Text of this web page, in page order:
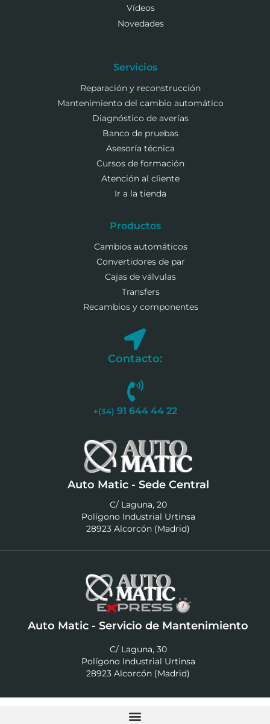
Vídeos
Novedades
Servicios
Reparación y reconstrucción
Mantenimiento del cambio automático
Diagnóstico de averías
Banco de pruebas
Asesoría técnica
Cursos de formación
Atención al cliente
Ir a la tienda
Productos
Cambios automáticos
Convertidores de par
Cajas de válvulas
Transfers
Recambios y componentes
Contacto:
+(34) 91 644 44 22
Auto Matic - Sede Central
C/ Laguna, 20
Polígono Industrial Urtinsa
28923 Alcorcón (Madrid)
Auto Matic - Servicio de Mantenimiento
C/ Laguna, 30
Polígono Industrial Urtinsa
28923 Alcorcón (Madrid)